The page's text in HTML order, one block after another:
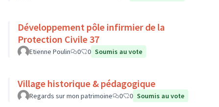
Développement pôle infirmier de la
Protection Civile 37
Etienne Poulin 0 0 Soumis au vote
Village historique & pédagogique
Regards sur mon patrimoine 0 0 Soumis au vote